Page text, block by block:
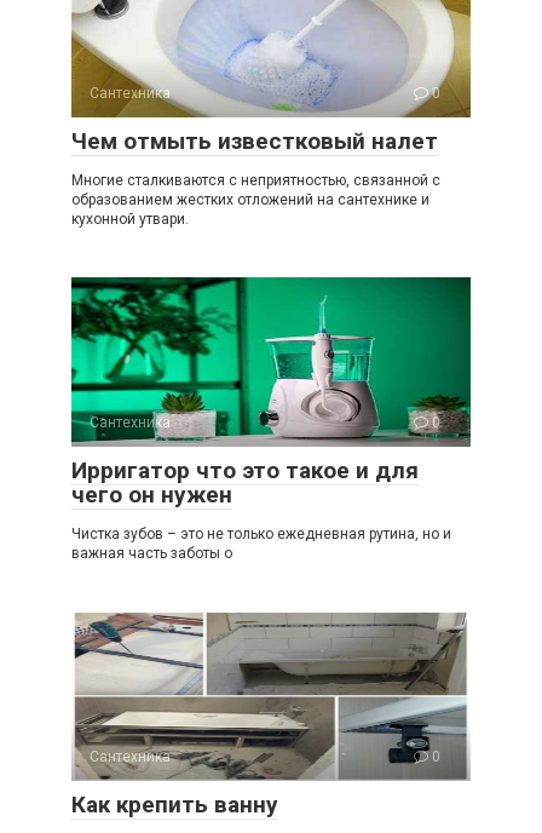
Сантехника 0
Чем отмыть известковый налет
Многие сталкиваются с неприятностью, связанной с
образованием жестких отложений на сантехнике и
кухонной утвари.
Сантехника 0
Ирригатор что это такое и для
чего он нужен
Чистка зубов – это не только ежедневная рутина, но и
важная часть заботы о
Сантехника 0
Как крепить ванну